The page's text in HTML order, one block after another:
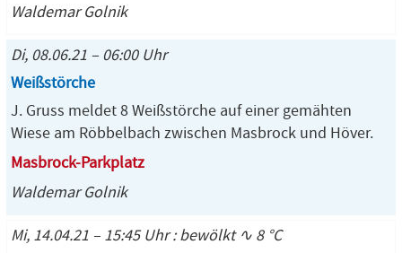
Waldemar Golnik
Di, 08.06.21 – 06:00 Uhr
Weißstörche
J. Gruss meldet 8 Weißstörche auf einer gemähten
Wiese am Röbbelbach zwischen Masbrock und Höver.
Masbrock-Parkplatz
Waldemar Golnik
Mi, 14.04.21 – 15:45 Uhr : bewölkt ∿ 8 °C